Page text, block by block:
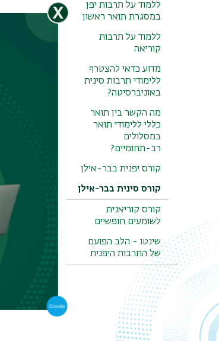
ללמוד על תרבות יפן
במסגרת תואר ראשון
ללמוד על תרבות
קוריאה
מדוע כדאי להצטרף
ללימודי תרבות סינית
באוניברסיטה?
מה הקשר בין תואר
כללי ללימודי תואר
במסלולים
רב-תחומיים?
קורס יפנית בבר-אילן
קורס סינית בבר-אילן
קורס קוריאנית
לשומעים חופשיים
שינטו - הלב הפועם
של התרבות היפנית